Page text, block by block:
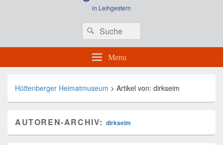
in Leihgestern
Search
for:
Search
Menu
Hüttenberger Heimatmuseum > Artikel von: dirkseim
AUTOREN-ARCHIV: dirkseim